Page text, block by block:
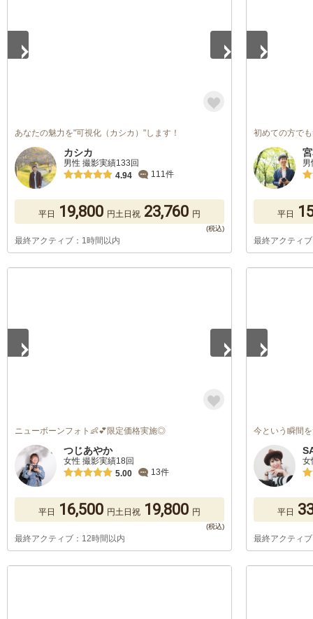
あなたの魅力を"可視化（カシカ）"します！
カシカ
男性 撮影実績133回
4.94
111件
平日 19,800 円土日祝 23,760 円
最終アクティブ：1時間以内
初めての方で
平日
最終アクティ
ニューボーンフォト👶💕限定価格実施◎
つじあやか
女性 撮影実績18回
5.00
13件
平日 16,500 円土日祝 19,800 円
最終アクティブ：12時間以内
今という瞬間
女
平日
最終アクティ